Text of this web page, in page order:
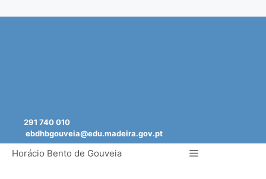
291 740 010
ebdhbgouveia@edu.madeira.gov.pt
Horácio Bento de Gouveia Menu